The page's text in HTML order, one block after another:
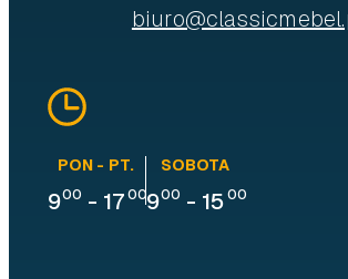
PON - PT.
900 - 17 00
SOBOTA
900 - 15 00